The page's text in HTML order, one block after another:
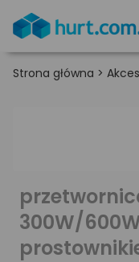
Strona główna >
300W/